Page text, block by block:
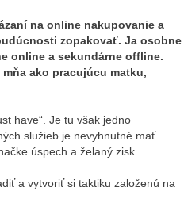
na online nakupovanie a
zopakovať. Ja osobne
online a sekundárne offline.
ako pracujúcu matku,
have“. Je tu však jedno
služieb je nevyhnutné mať
úspech a želaný zisk.
a vytvoriť si taktiku založenú na